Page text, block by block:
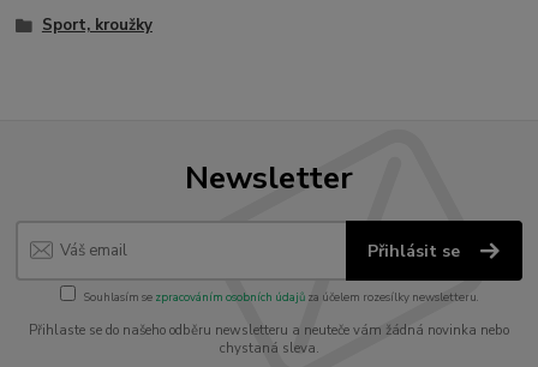
Sport, kroužky
Newsletter
Přihlásit se
Souhlasím se zpracováním osobních údajůza účelem rozesílky newsletteru.
Přihlaste se do našeho odběru newsletteru a neuteče vám žádná novinka nebo
chystaná sleva.